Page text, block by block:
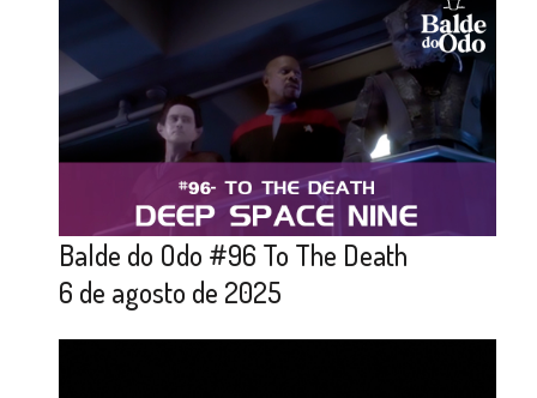
Balde do Odo #96 To The Death
6 de agosto de 2025